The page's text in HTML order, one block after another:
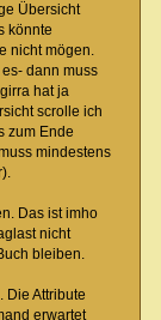
Übersicht
könnte
nicht mögen.
dann muss
hat ja
scrolle ich
zum Ende
mindestens
Das ist imho
nicht
bleiben.
Die Attribute
erwartet